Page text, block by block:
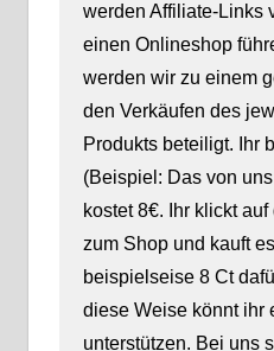
werden Affiliate-Links
einen Onlineshop
werden wir zu einem
den Verkäufen des
Produkts beteiligt. Ihr
(Beispiel: Das von
kostet 8€. Ihr klickt
zum Shop und kauft
beispielseise 8 Ct
diese Weise könnt ihr
unterstützen. Bei uns